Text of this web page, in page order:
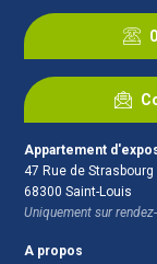
Appartement
47 Rue de Strasbourg
68300 Saint-Louis
Uniquement sur
A propos